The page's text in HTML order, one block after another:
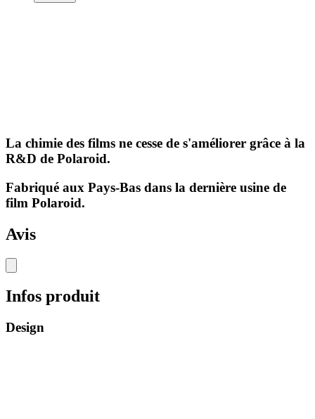
La chimie des films ne cesse de s'améliorer grâce à la
R&D de Polaroid.
Fabriqué aux Pays-Bas dans la dernière usine de
film Polaroid.
Avis
Infos produit
Design